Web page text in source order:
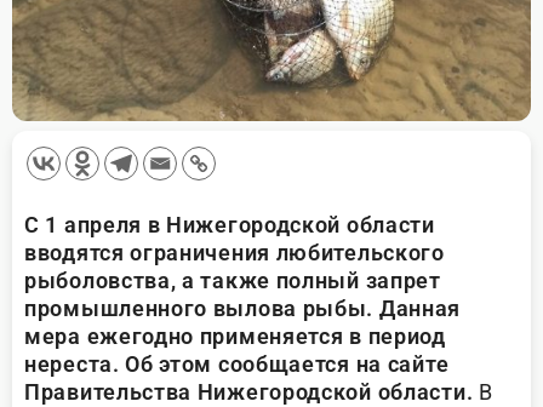
С 1 апреля в Нижегородской области
вводятся ограничения любительского
рыболовства, а также полный запрет
промышленного вылова рыбы. Данная
мера ежегодно применяется в период
нереста. Об этом сообщается на сайте
Правительства Нижегородской области. В